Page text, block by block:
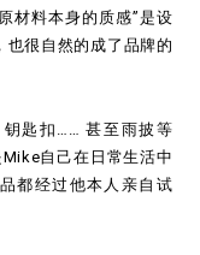
材料本身的质感”是设
很自然的成了品牌的
匙扣…… 甚至雨披等
自己在日常生活中
都经过他本人亲自试